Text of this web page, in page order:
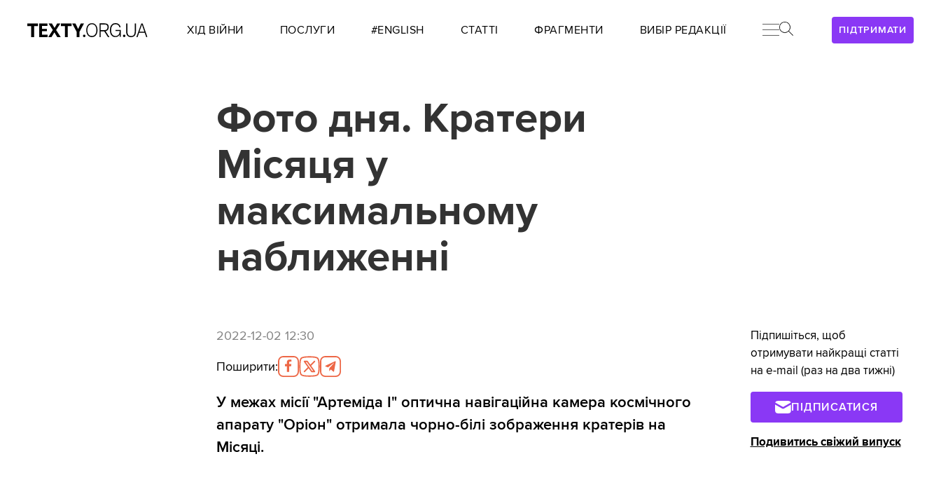
ПІДТРИМАТИ
ХІД ВІЙНИ ПОСЛУГИ #ENGLISH СТАТТІ ФРАГМЕНТИ ВИБІР РЕДАКЦІЇ
Фото дня. Кратери
Місяця у
максимальному
наближенні
2022-12-02 12:30
Поширити:
У межах місії "Артеміда I" оптична навігаційна камера космічного
апарату "Оріон" отримала чорно-білі зображення кратерів на
Місяці.
Підпишіться, щоб
отримувати найкращі статті
на e-mail (раз на два тижні)
ПІДПИСАТИСЯ
Подивитись свіжий випуск